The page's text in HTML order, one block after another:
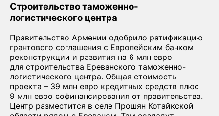
Строительство таможенно-
логистического центра
Правительство Армении одобрило ратификацию
грантового соглашения с Европейским банком
реконструкции и развития на 6 млн евро
для строительства Ереванского таможенно-
логистического центра. Общая стоимость
проекта – 39 млн евро кредитных средств плюс
9 млн евро софинансирования от правительства.
Центр разместится в селе Прошян Котайкской